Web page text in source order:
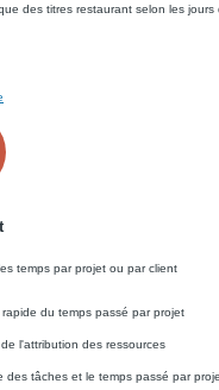
des titres restaurant selon les jours
temps par projet ou par client
du temps passé par projet
l'attribution des ressources
des tâches et le temps passé par